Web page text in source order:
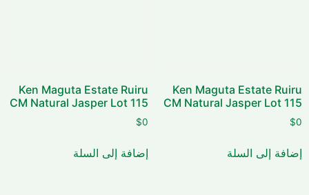
Ken Maguta Estate Ruiru
CM Natural Jasper Lot 115
$0
إضافة إلى السلة
Ken Maguta Estate Ruiru
CM Natural Jasper Lot 115
$0
إضافة إلى السلة